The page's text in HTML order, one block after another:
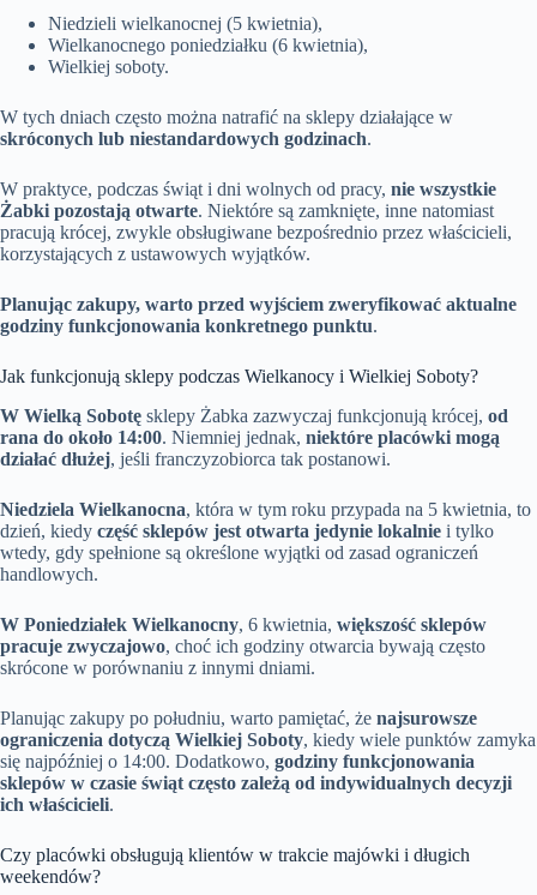
Niedzieli wielkanocnej (5 kwietnia),
Wielkanocnego poniedziałku (6 kwietnia),
Wielkiej soboty.
W tych dniach często można natrafić na sklepy działające w
skróconych lub niestandardowych godzinach.
W praktyce, podczas świąt i dni wolnych od pracy, nie wszystkie
Żabki pozostają otwarte. Niektóre są zamknięte, inne natomiast
pracują krócej, zwykle obsługiwane bezpośrednio przez właścicieli,
korzystających z ustawowych wyjątków.
Planując zakupy, warto przed wyjściem zweryfikować aktualne
godziny funkcjonowania konkretnego punktu.
Jak funkcjonują sklepy podczas Wielkanocy i Wielkiej Soboty?
W Wielką Sobotę sklepy Żabka zazwyczaj funkcjonują krócej, od
rana do około 14:00. Niemniej jednak, niektóre placówki mogą
działać dłużej, jeśli franczyzobiorca tak postanowi.
Niedziela Wielkanocna, która w tym roku przypada na 5 kwietnia, to
dzień, kiedy część sklepów jest otwarta jedynie lokalnie i tylko
wtedy, gdy spełnione są określone wyjątki od zasad ograniczeń
handlowych.
W Poniedziałek Wielkanocny, 6 kwietnia, większość sklepów
pracuje zwyczajowo, choć ich godziny otwarcia bywają często
skrócone w porównaniu z innymi dniami.
Planując zakupy po południu, warto pamiętać, że najsurowsze
ograniczenia dotyczą Wielkiej Soboty, kiedy wiele punktów zamyka
się najpóźniej o 14:00. Dodatkowo, godziny funkcjonowania
sklepów w czasie świąt często zależą od indywidualnych decyzji
ich właścicieli.
Czy placówki obsługują klientów w trakcie majówki i długich
weekendów?